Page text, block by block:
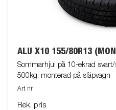
ALU X10 155/80R13
Sommarhjul på 10-ekrad
500kg, monterad på släpvagn
Art nr
Rek. pris